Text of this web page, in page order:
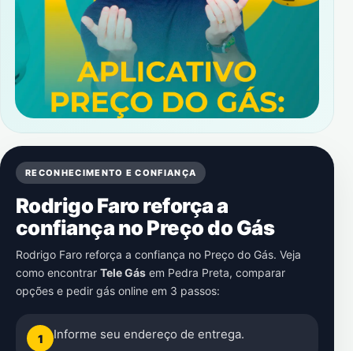
RECONHECIMENTO E CONFIANÇA
Rodrigo Faro reforça a
confiança no Preço do Gás
Rodrigo Faro reforça a confiança no Preço do Gás. Veja
como encontrar Tele Gás em Pedra Preta, comparar
opções e pedir gás online em 3 passos:
1 Informe seu endereço de entrega.